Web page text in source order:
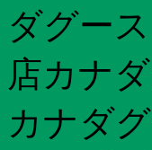
ダグー
店カナ
カナダ